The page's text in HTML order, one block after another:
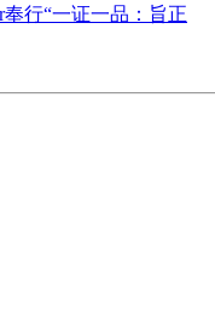
奉行“一证一品：旨正